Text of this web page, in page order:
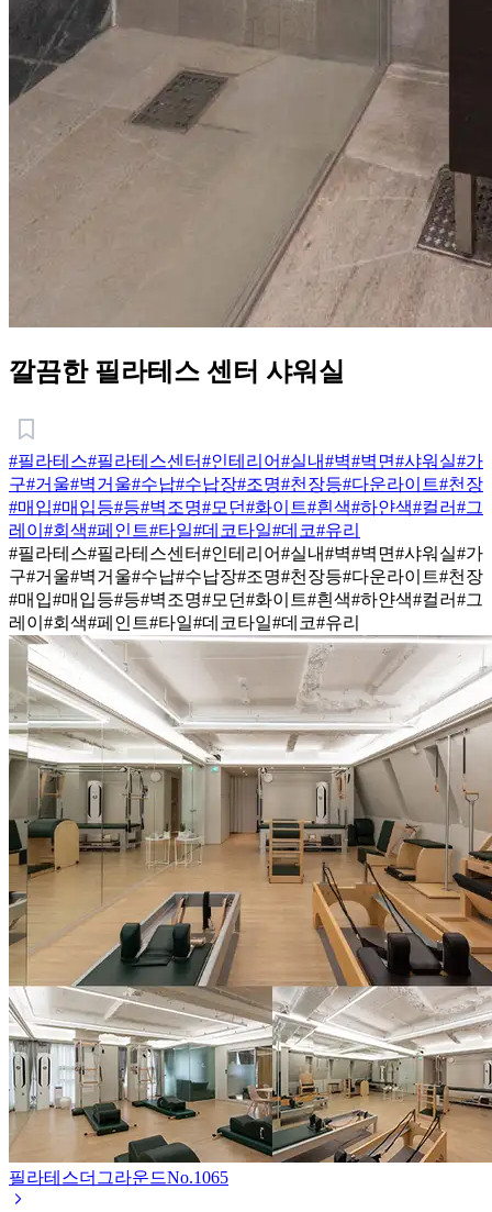
깔끔한 필라테스 센터 샤워실
#필라테스#필라테스센터#인테리어#실내#벽#벽면#샤워실#가
구#거울#벽거울#수납#수납장#조명#천장등#다운라이트#천장
#매입#매입등#등#벽조명#모던#화이트#흰색#하얀색#컬러#그
레이 #회색#페인트#타일#데코타일#데코#유리
#필라테스#필라테스센터#인테리어#실내#벽#벽면#샤워실#가
구#거울#벽거울#수납#수납장#조명#천장등#다운라이트#천장
#매입#매입등#등#벽조명#모던#화이트#흰색#하얀색#컬러#그
레이 #회색#페인트#타일#데코타일#데코#유리
필라테스더그라운드No.1065